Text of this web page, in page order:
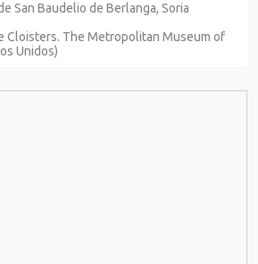
San Baudelio de Berlanga, Soria
Cloisters. The Metropolitan Museum of
Unidos)